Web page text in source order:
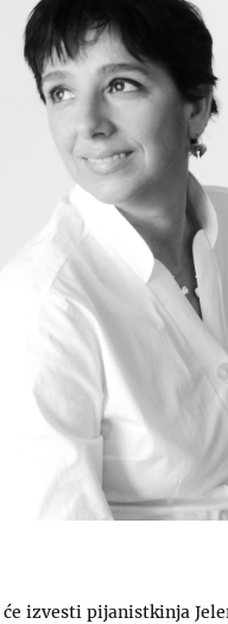
će izvesti pijanistkinja